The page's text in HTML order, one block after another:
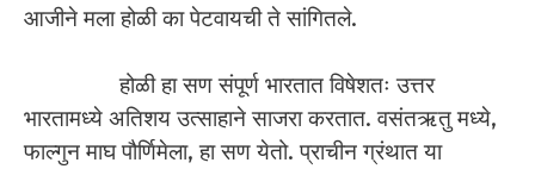
आजीने मला होळी का पेटवायची ते सांगितले.
होळी हा सण संपूर्ण भारतात विषेशतः उत्तर
भारतामध्ये अतिशय उत्साहाने साजरा करतात. वसंतऋतु मध्ये,
फाल्गुन माघ पौर्णिमेला, हा सण येतो. प्राचीन ग्रंथात या